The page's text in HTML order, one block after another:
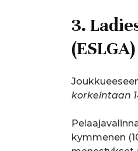
3.
korkeintaan
kymmenen